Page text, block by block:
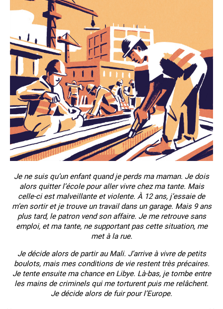
Je ne suis qu’un enfant quand je perds ma maman. Je dois
alors quitter l’école pour aller vivre chez ma tante. Mais
celle-ci est malveillante et violente. À 12 ans, j’essaie de
m’en sortir et je trouve un travail dans un garage. Mais 9 ans
plus tard, le patron vend son affaire. Je me retrouve sans
emploi, et ma tante, ne supportant pas cette situation, me
met à la rue.
Je décide alors de partir au Mali. J’arrive à vivre de petits
boulots, mais mes conditions de vie restent très précaires.
Je tente ensuite ma chance en Libye. Là-bas, je tombe entre
les mains de criminels qui me torturent puis me relâchent.
Je décide alors de fuir pour l’Europe.